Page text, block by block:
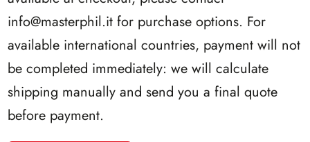
info@masterphil.it for purchase options. For
available international countries, payment will not
be completed immediately: we will calculate
shipping manually and send you a final quote
before payment.